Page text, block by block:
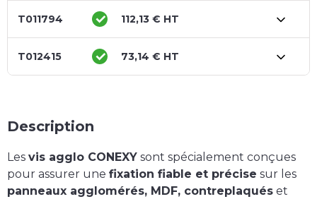
T011794 112,13 € HT
T012415 73,14 € HT
Description
Les vis agglo CONEXY sont spécialement conçues
pour assurer une fixation fiable et précise sur les
panneaux agglomérés, MDF, contreplaqués et